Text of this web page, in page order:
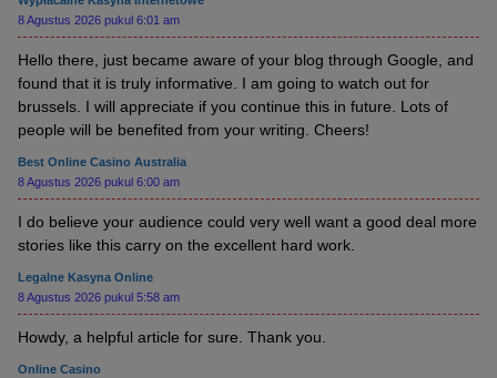
8 Agustus 2026 pukul 6:01 am
Hello there, just became aware of your blog through Google, and
found that it is truly informative. I am going to watch out for
brussels. I will appreciate if you continue this in future. Lots of
people will be benefited from your writing. Cheers!
Best Online Casino Australia
8 Agustus 2026 pukul 6:00 am
I do believe your audience could very well want a good deal more
stories like this carry on the excellent hard work.
Legalne Kasyna Online
8 Agustus 2026 pukul 5:58 am
Howdy, a helpful article for sure. Thank you.
Online Casino